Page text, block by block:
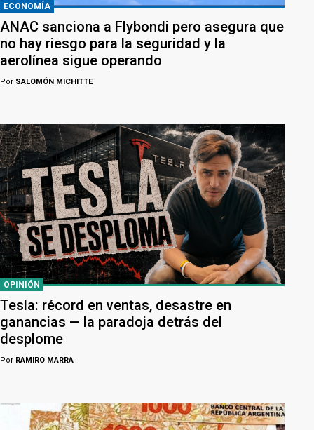
ECONOMÍA
ANAC sanciona a Flybondi pero asegura que
no hay riesgo para la seguridad y la
aerolínea sigue operando
Por SALOMÓN MICHITTE
OPINIÓN
Tesla: récord en ventas, desastre en
ganancias — la paradoja detrás del
desplome
Por RAMIRO MARRA